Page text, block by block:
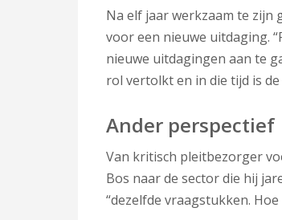
Na elf jaar werkzaam te zijn
voor een nieuwe uitdaging.
nieuwe uitdagingen aan te
rol vertolkt en in die tijd is
Ander perspectief
Van kritisch pleitbezorger
Bos naar de sector die hij
“dezelfde vraagstukken.